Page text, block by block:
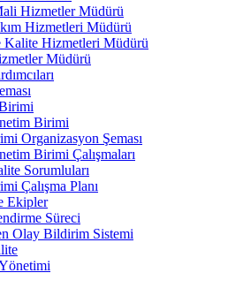
Hizmetler Müdürü
Hizmetleri Müdürü
Kalite Hizmetleri Müdürü
Müdürü
Birimi
Organizasyon Şeması
Birimi Çalışmaları
Sorumluları
Çalışma Planı
Ekipler
Süreci
Olay Bildirim Sistemi